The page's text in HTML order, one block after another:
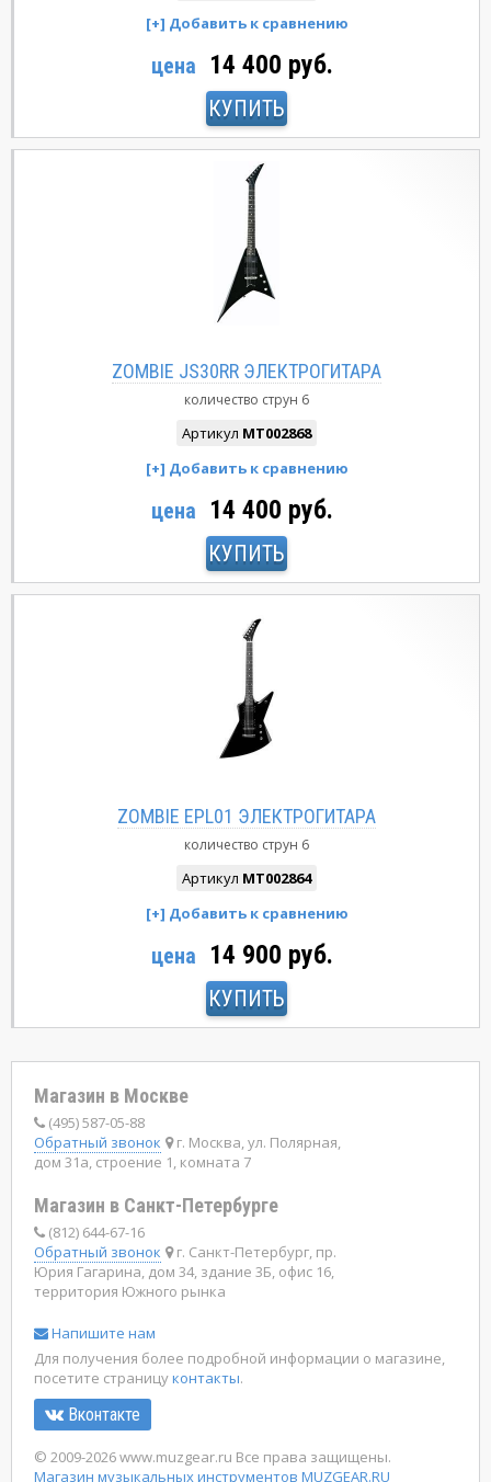
цена 14 400 руб.
КУПИТЬ
ZOMBIE JS30RR ЭЛЕКТРОГИТАРА
количество струн 6
Артикул MT002868
цена 14 400 руб.
КУПИТЬ
ZOMBIE EPL01 ЭЛЕКТРОГИТАРА
количество струн 6
Артикул MT002864
цена 14 900 руб.
КУПИТЬ
Магазин в Москве
(495) 587-05-88
Обратный звонок
г. Москва, ул. Полярная,
дом 31а, строение 1, комната 7
Магазин в Санкт-Петербурге
(812) 644-67-16
Обратный звонок
г. Санкт-Петербург, пр.
Юрия Гагарина, дом 34, здание 3Б, офис 16,
территория Южного рынка
Напишите нам
Для получения более подробной информации о магазине,
посетите страницуконтакты.
Вконтакте
© 2009-2026 www.muzgear.ru Все права защищены.
Магазин музыкальных инструментов MUZGEAR.RU